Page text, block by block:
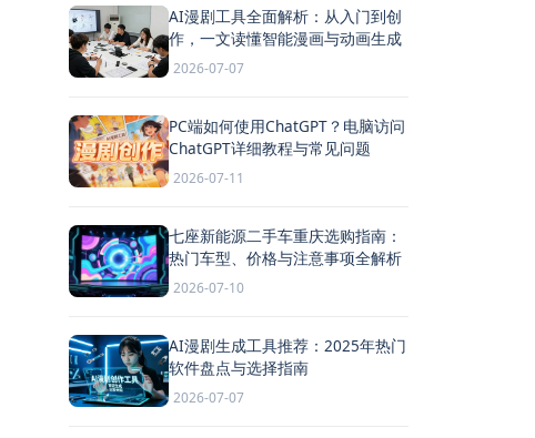
AI漫剧工具全面解析：从入门到创
作，一文读懂智能漫画与动画生成
2026-07-07
PC端如何使用ChatGPT？电脑访问
ChatGPT详细教程与常见问题
2026-07-11
七座新能源二手车重庆选购指南：
热门车型、价格与注意事项全解析
2026-07-10
AI漫剧生成工具推荐：2025年热门
软件盘点与选择指南
2026-07-07